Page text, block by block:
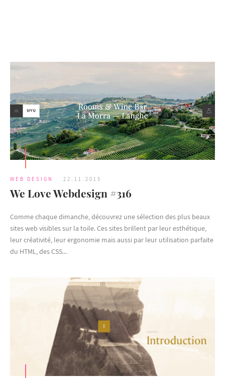
WEB DESIGN 22.11.2015
We Love Webdesign #316
Comme chaque dimanche, découvrez une sélection des plus beaux
sites web visibles sur la toile. Ces sites brillent par leur esthétique,
leur créativité, leur ergonomie mais aussi par leur utilisation parfaite
du HTML, des CSS...